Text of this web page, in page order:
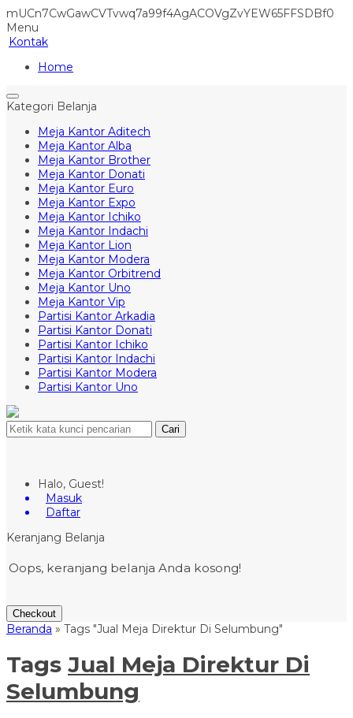
mUCn7CwGawCVTvwq7a99f4AgACOVgZvYEW65FFSDBf0
Menu
Kontak
Home
Kategori Belanja
Meja Kantor Aditech
Meja Kantor Alba
Meja Kantor Brother
Meja Kantor Donati
Meja Kantor Euro
Meja Kantor Expo
Meja Kantor Ichiko
Meja Kantor Indachi
Meja Kantor Lion
Meja Kantor Modera
Meja Kantor Orbitrend
Meja Kantor Uno
Meja Kantor Vip
Partisi Kantor Arkadia
Partisi Kantor Donati
Partisi Kantor Ichiko
Partisi Kantor Indachi
Partisi Kantor Modera
Partisi Kantor Uno
Cari
Halo, Guest!
Masuk
Daftar
Keranjang Belanja
Oops, keranjang belanja Anda kosong!
Checkout
Beranda » Tags "Jual Meja Direktur Di Selumbung"
Tags Jual Meja Direktur Di
Selumbung